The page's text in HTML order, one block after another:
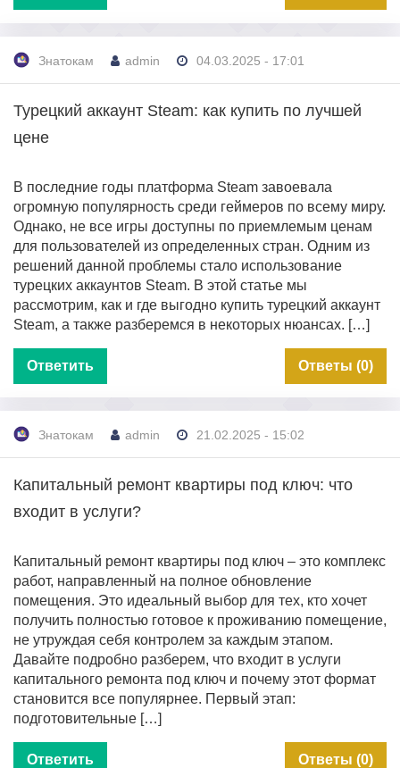
Знатокам admin 04.03.2025 - 17:01
Турецкий аккаунт Steam: как купить по лучшей
цене
В последние годы платформа Steam завоевала
огромную популярность среди геймеров по всему миру.
Однако, не все игры доступны по приемлемым ценам
для пользователей из определенных стран. Одним из
решений данной проблемы стало использование
турецких аккаунтов Steam. В этой статье мы
рассмотрим, как и где выгодно купить турецкий аккаунт
Steam, а также разберемся в некоторых нюансах. […]
Ответить Ответы (0)
Знатокам admin 21.02.2025 - 15:02
Капитальный ремонт квартиры под ключ: что
входит в услуги?
Капитальный ремонт квартиры под ключ – это комплекс
работ, направленный на полное обновление
помещения. Это идеальный выбор для тех, кто хочет
получить полностью готовое к проживанию помещение,
не утруждая себя контролем за каждым этапом.
Давайте подробно разберем, что входит в услуги
капитального ремонта под ключ и почему этот формат
становится все популярнее. Первый этап:
подготовительные […]
Ответить Ответы (0)